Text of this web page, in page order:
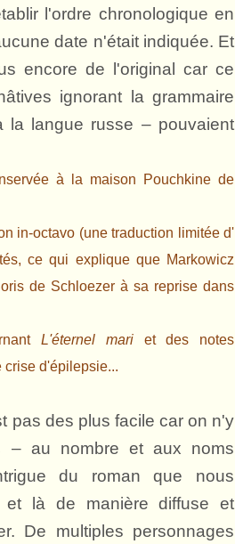
l'ordre chronologique en
date n'était indiquée. Et
encore de l'original car ce
ignorant la grammaire
la langue russe – pouvaient
à la maison Pouchkine de
in-octavo (une traduction limitée d'
ce qui explique que Markowicz
de Schloezer à sa reprise dans
L'éternel mariet des notes
crise d'épilepsie...
pas des plus facile car on n'y
– au nombre et aux noms
du roman que nous
et là de manière diffuse et
De multiples personnages